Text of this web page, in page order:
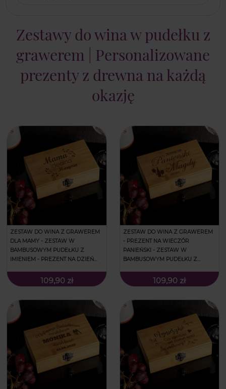
Zestawy do wina w pudełku z
grawerem | Personalizowane
prezenty z drewna na każdą
okazję
ZESTAW DO WINA Z GRAWEREM
DLA MAMY - ZESTAW W
BAMBUSOWYM PUDEŁKU Z
IMIENIEM - PREZENT NA DZIEŃ
109,90 zł
ZESTAW DO WINA Z GRAWEREM
- PREZENT NA WIECZÓR
PANIEŃSKI - ZESTAW W
BAMBUSOWYM PUDEŁKU Z
109,90 zł